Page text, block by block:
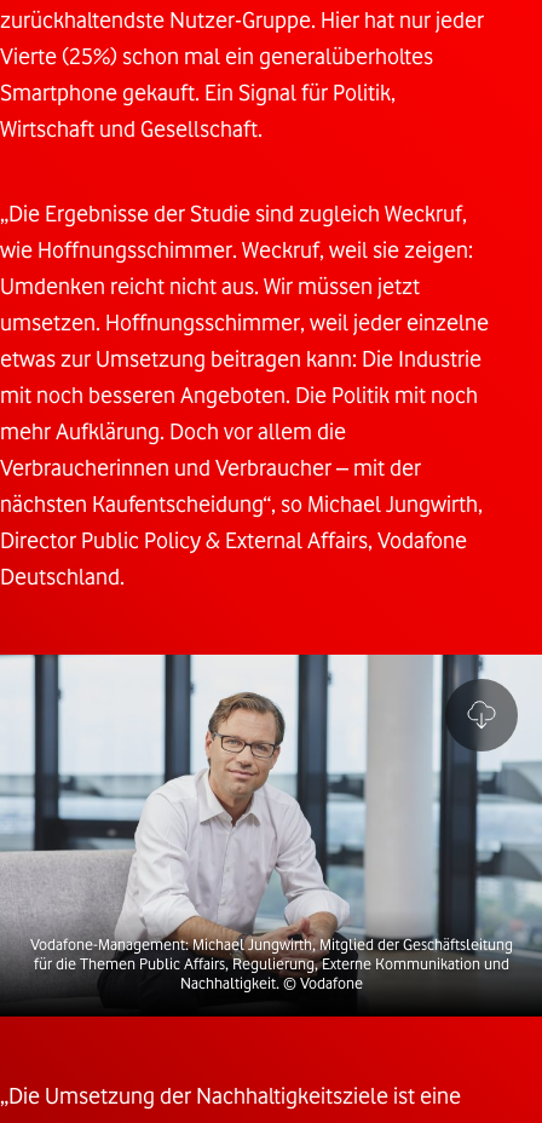
zurückhaltendste Nutzer-Gruppe. Hier hat nur jeder
Vierte (25%) schon mal ein generalüberholtes
Smartphone gekauft. Ein Signal für Politik,
Wirtschaft und Gesellschaft.
„Die Ergebnisse der Studie sind zugleich Weckruf,
wie Hoffnungsschimmer. Weckruf, weil sie zeigen:
Umdenken reicht nicht aus. Wir müssen jetzt
umsetzen. Hoffnungsschimmer, weil jeder einzelne
etwas zur Umsetzung beitragen kann: Die Industrie
mit noch besseren Angeboten. Die Politik mit noch
mehr Aufklärung. Doch vor allem die
Verbraucherinnen und Verbraucher – mit der
nächsten Kaufentscheidung“, so Michael Jungwirth,
Director Public Policy & External Affairs, Vodafone
Deutschland.
Vodafone-Management: Michael Jungwirth, Mitglied der Geschäftsleitung
für die Themen Public Affairs, Regulierung, Externe Kommunikation und
Nachhaltigkeit. © Vodafone
„Die Umsetzung der Nachhaltigkeitsziele ist eine